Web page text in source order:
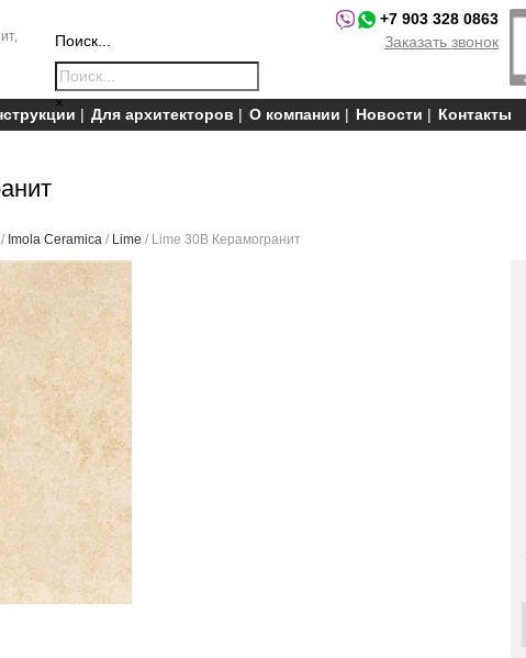
Поиск...
×
+7 903 328 0863
Заказать звонок
Для архитекторов О компании Новости Контакты
/ Imola Ceramica / Lime / Lime 30B Керамогранит